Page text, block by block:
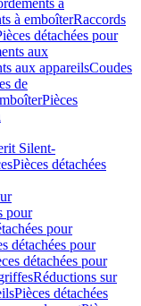
à
à emboîterRaccords
détachées pour
aux
aux appareilsCoudes
de
Pièces
Silent-
Pièces détachées
pour
pour
détachées pour
détachées pour
Réductions sur
Pièces détachées